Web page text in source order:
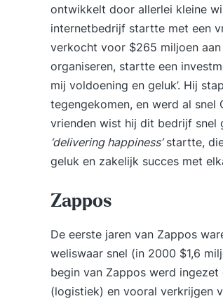
ontwikkelt door allerlei kleine
internetbedrijf startte met een
verkocht voor $265 miljoen
organiseren, startte een
mij voldoening en geluk’. Hij
tegengekomen, en werd al snel
vrienden wist hij dit bedrijf snel
‘delivering happiness’startte,
geluk en zakelijk succes met
Zappos
De eerste jaren van Zappos
weliswaar snel (in 2000 $1,6
begin van Zappos werd
(logistiek) en vooral verkrijgen